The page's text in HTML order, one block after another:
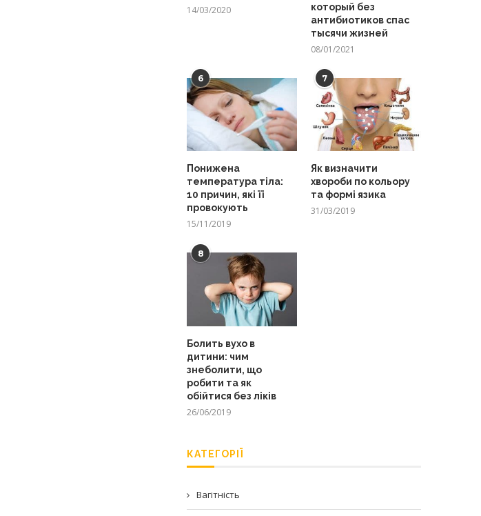
14/03/2020
который без
антибиотиков спас
тысячи жизней
08/01/2021
6
Понижена
температура тіла:
10 причин, які її
провокують
15/11/2019
7
Як визначити
хвороби по кольору
та формі язика
31/03/2019
8
Болить вухо в
дитини: чим
знеболити, що
робити та як
обійтися без ліків
26/06/2019
КАТЕГОРІЇ
Вагітність